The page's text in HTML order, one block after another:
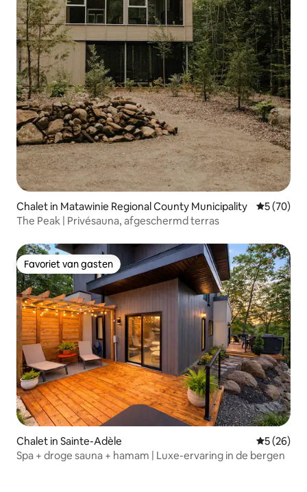
Chalet in Matawinie Regional County Municipality
5 (70)
The Peak | Privésauna, afgeschermd terras
Favoriet van gasten
Favoriet van gasten
Chalet in Sainte-Adèle
5 (26)
Spa + droge sauna + hamam | Luxe-ervaring in de bergen